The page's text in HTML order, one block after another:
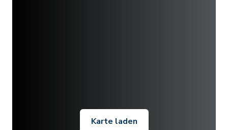
Karte laden